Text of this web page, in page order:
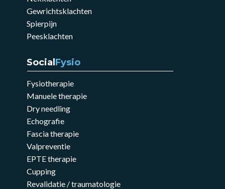
Gewrichtsklachten
Spierpijn
Peesklachten
Social Fysio
Fysiotherapie
Manuele therapie
Dry needling
Echografie
Fascia therapie
Valpreventie
EPTE therapie
Cupping
Revalidatie / traumatologie